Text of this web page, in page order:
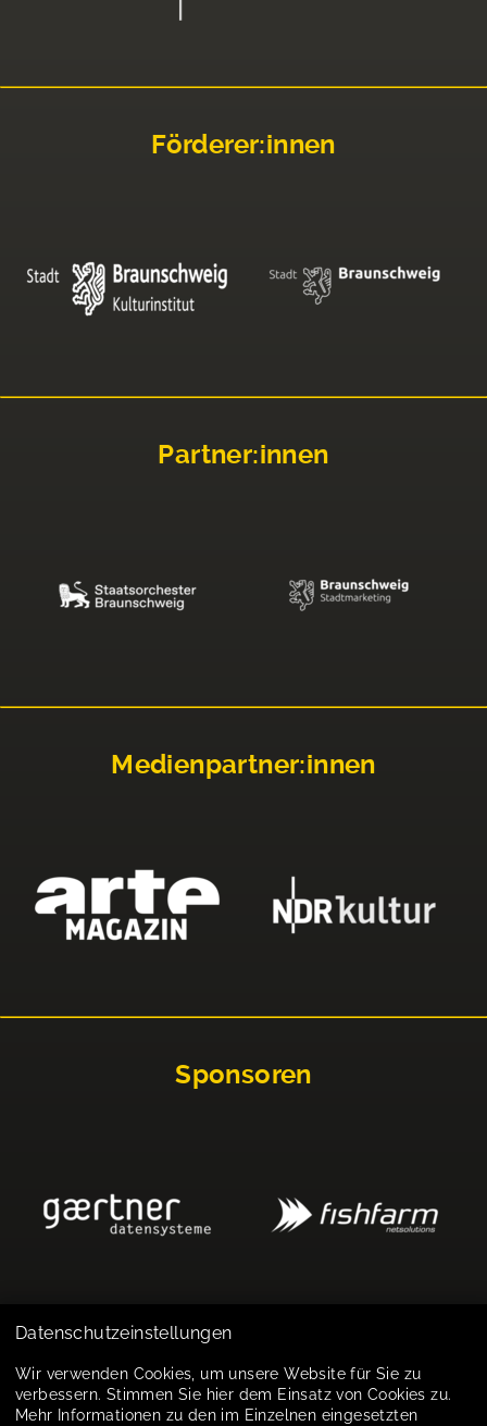
Förderer:innen
Partner:innen
Medienpartner:innen
Sponsoren
Impressum
Datenschutz
Datenschutzeinstellungen
Wir verwenden Cookies, um unsere Website für Sie zu
verbessern. Stimmen Sie hier dem Einsatz von Cookies zu.
Mehr Informationen zu den im Einzelnen eingesetzten